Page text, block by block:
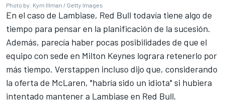
Photo by: Kym Illman / Getty Images
En el caso de Lambiase, Red Bull todavía tiene algo de
tiempo para pensar en la planificación de la sucesión.
Además, parecía haber pocas posibilidades de que el
equipo con sede en Milton Keynes lograra retenerlo por
más tiempo. Verstappen incluso dijo que, considerando
la oferta de McLaren, "habría sido un idiota" si hubiera
intentado mantener a Lambiase en Red Bull.